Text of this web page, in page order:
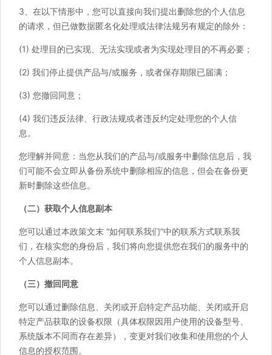
3、在以下情形中，您可以直接向我们提出删除您的个人信息
的请求，但已做数据匿名化处理或法律法规另有规定的除外：
(1) 处理目的已实现、无法实现或者为实现处理目的不再必要；
(2) 我们停止提供产品与/或服务，或者保存期限已届满；
(3) 您撤回同意；
(4) 我们违反法律、行政法规或者违反约定处理您的个人信
息。
您理解并同意：当您从我们的产品与/或服务中删除信息后，我
们可能不会立即从备份系统中删除相应的信息，但会在备份更
新时删除这些信息。
（二）获取个人信息副本
您可以通过本政策文末 “如何联系我们”中的联系方式联系我
们，在核实您的身份后，我们将向您提供您在我们的服务中的
个人信息副本。
（三）撤回同意
您可以通过删除信息、关闭或开启特定产品功能、关闭或开启
特定产品获取的设备权限（具体权限因用户使用的设备型号、
系统版本不同而存在差异），变更对我们收集和使用您的个人
信息的授权范围。